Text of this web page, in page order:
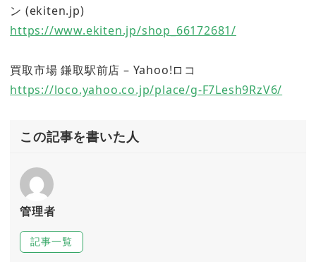
ン (ekiten.jp)
https://www.ekiten.jp/shop_66172681/
買取市場 鎌取駅前店 – Yahoo!ロコ
https://loco.yahoo.co.jp/place/g-F7Lesh9RzV6/
この記事を書いた人
管理者
記事一覧